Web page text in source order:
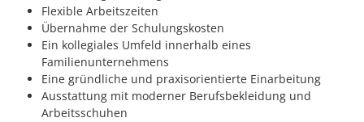
Flexible Arbeitszeiten
Übernahme der Schulungskosten
Ein kollegiales Umfeld innerhalb eines
Familienunternehmens
Eine gründliche und praxisorientierte Einarbeitung
Ausstattung mit moderner Berufsbekleidung und
Arbeitsschuhen